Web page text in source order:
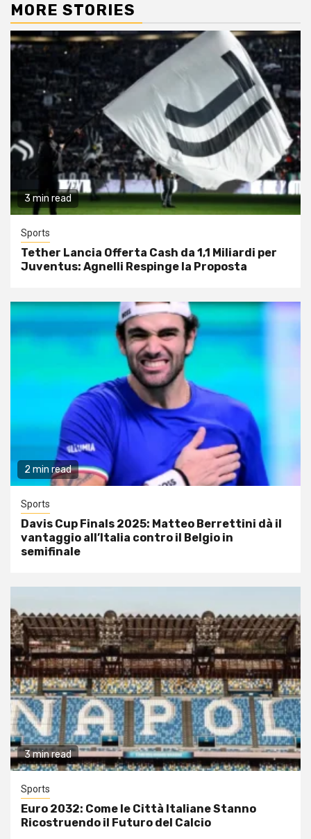
MORE STORIES
3 min read
Sports
Tether Lancia Offerta Cash da 1,1 Miliardi per
Juventus: Agnelli Respinge la Proposta
2 min read
Sports
Davis Cup Finals 2025: Matteo Berrettini dà il
vantaggio all’Italia contro il Belgio in
semifinale
3 min read
Sports
Euro 2032: Come le Città Italiane Stanno
Ricostruendo il Futuro del Calcio